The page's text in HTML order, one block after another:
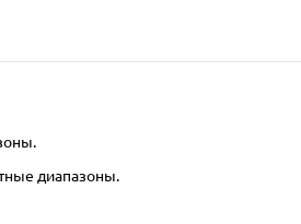
диапазоны.